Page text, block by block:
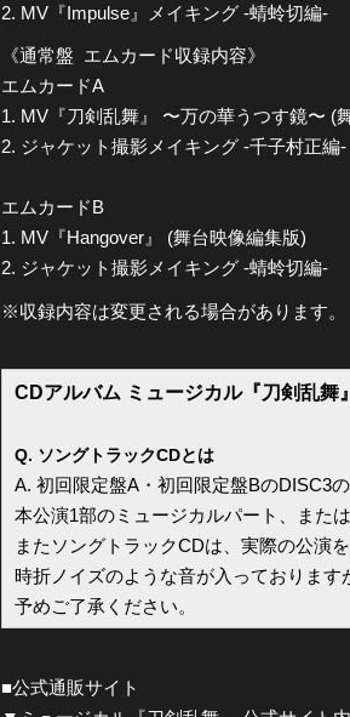
2. MV『Impulse』メイキング -蜻蛉切編-
《通常盤 エムカード収録内容》
エムカードA
1. MV『刀剣乱舞』 〜万の華うつす鏡〜 (
2. ジャケット撮影メイキング -千子村正編-
エムカードB
1. MV『Hangover』 (舞台映像編集版)
2. ジャケット撮影メイキング -蜻蛉切編-
※収録内容は変更される場合があります。
CDアルバム ミュージカル『刀剣乱舞
Q. ソングトラックCDとは
A. 初回限定盤A・初回限定盤BのDISC3
本公演1部のミュージカルパート、また
またソングトラックCDは、実際の公演
時折ノイズのような音が入っております
予めご了承ください。
■公式通販サイト